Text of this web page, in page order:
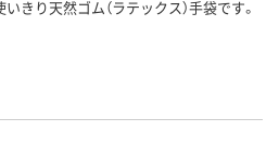
きり天然ゴム（ラテックス）手袋です。